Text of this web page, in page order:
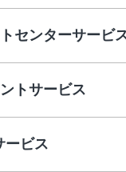
センターサービ
トサービス
ービス